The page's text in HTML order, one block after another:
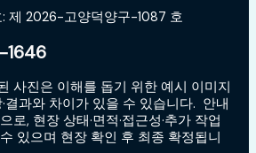
제 2026-고양덕양구-1087 호
1646
사진은 이해를 돕기 위한 예시 이미지
결과와 차이가 있을 수 있습니다. 안내
로, 현장 상태·면적·접근성·추가 작업
있으며 현장 확인 후 최종 확정됩니